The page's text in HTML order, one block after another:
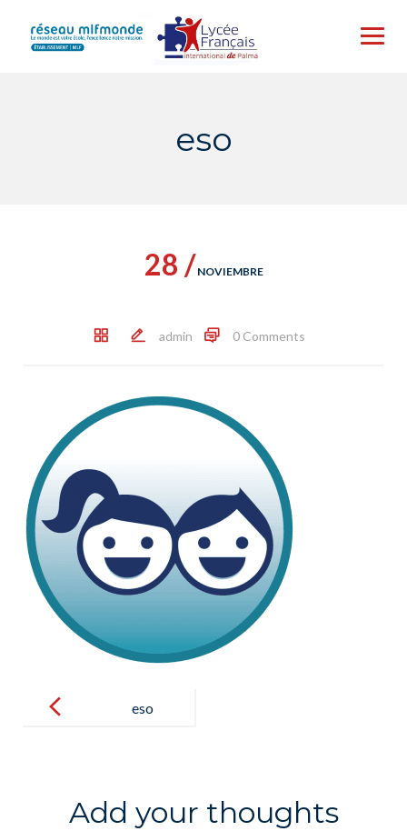
content
eso
28 / NOVIEMBRE
admin 0 Comments
navigation
eso
Add your thoughts